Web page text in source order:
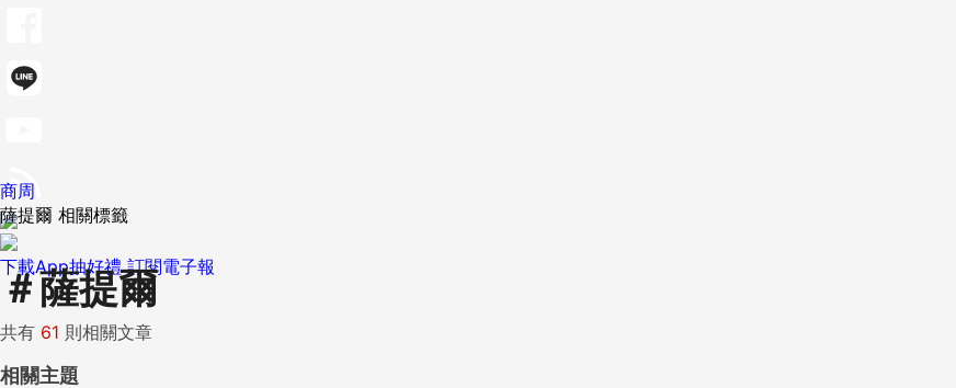
下載App抽好禮 訂閱電子報
商周
薩提爾 相關標籤
＃薩提爾
共有 61 則相關文章
相關主題